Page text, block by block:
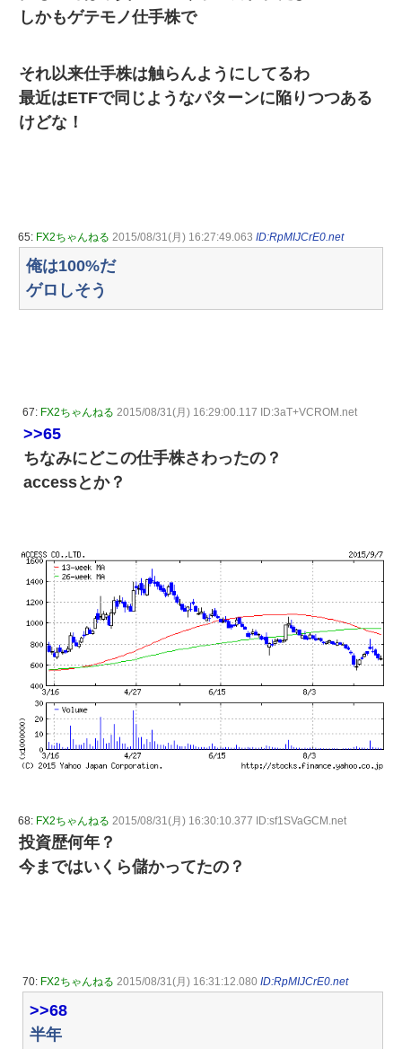
しかもゲテモノ仕手株で
それ以来仕手株は触らんようにしてるわ
最近はETFで同じようなパターンに陥りつつある
けどな！
65: FX2ちゃんねる 2015/08/31(月) 16:27:49.063 ID:RpMIJCrE0.net
俺は100%だ
ゲロしそう
67: FX2ちゃんねる 2015/08/31(月) 16:29:00.117 ID:3aT+VCROM.net
>>65
ちなみにどこの仕手株さわったの？
accessとか？
68: FX2ちゃんねる 2015/08/31(月) 16:30:10.377 ID:sf1SVaGCM.net
投資歴何年？
今まではいくら儲かってたの？
70: FX2ちゃんねる 2015/08/31(月) 16:31:12.080 ID:RpMIJCrE0.net
>>68
半年